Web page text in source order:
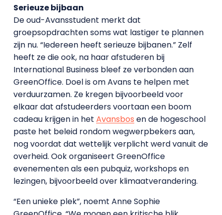
Serieuze bijbaan
De oud-Avansstudent merkt dat
groepsopdrachten soms wat lastiger te plannen
zijn nu. “Iedereen heeft serieuze bijbanen.” Zelf
heeft ze die ook, na haar afstuderen bij
International Business bleef ze verbonden aan
GreenOffice. Doel is om Avans te helpen met
verduurzamen. Ze kregen bijvoorbeeld voor
elkaar dat afstudeerders voortaan een boom
cadeau krijgen in het Avansbos en de hogeschool
paste het beleid rondom wegwerpbekers aan,
nog voordat dat wettelijk verplicht werd vanuit de
overheid. Ook organiseert GreenOffice
evenementen als een pubquiz, workshops en
lezingen, bijvoorbeeld over klimaatverandering.
“Een unieke plek”, noemt Anne Sophie